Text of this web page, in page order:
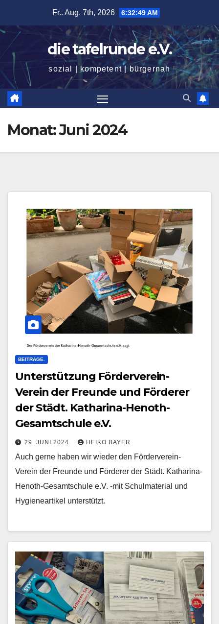
springen
Fr.. Aug. 7th, 2026 6:32:51 AM
die tafelrunde e.V.
sozial | kompetent | bürgernah
Monat:Juni 2024
BEITRÄGE.
Unterstützung Förderverein-
Verein der Freunde und Förderer
der Städt. Katharina-Henoth-
Gesamtschule e.V.
29. JUNI 2024 HEIKO BAYER
Auch gerne haben wir wieder den Förderverein-
Verein der Freunde und Förderer der Städt. Katharina-
Henoth-Gesamtschule e.V. -mit Schulmaterial und
Hygieneartikel unterstützt.